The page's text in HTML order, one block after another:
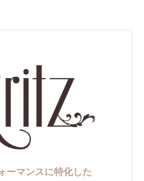
ーマンスに特化した